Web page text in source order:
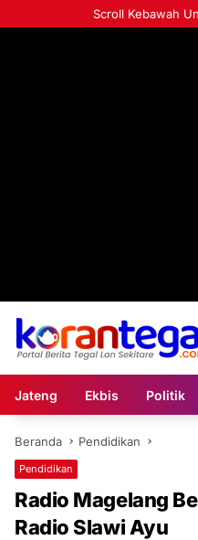
ke
Scroll Kebawah
Jateng Ekbis Politik
Beranda Pendidikan
Pendidikan
Radio Magelang
Radio Slawi Ayu